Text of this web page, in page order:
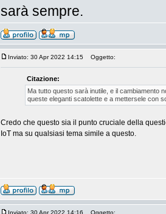
sarà sempre.
Inviato: 30 Apr 2022 14:15 Oggetto:
Citazione:
Ma tutto questo sarà inutile, e il cambiamento
queste eleganti scatolette e a mettersele con
Credo che questo sia il punto cruciale della
IoT ma su qualsiasi tema simile a questo.
Inviato: 30 Apr 2022 14:16 Oggetto: